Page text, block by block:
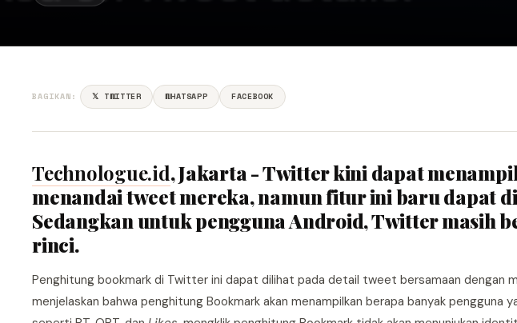
BAGIKAN: 𝕏 TWITTER WHATSAPP FACEBOOK
Technologue.id, Jakarta - Twitter kini dapat
menandai tweet mereka, namun fitur ini baru dapat
Sedangkan untuk pengguna Android, Twitter masih
rinci.
Penghitung bookmark di Twitter ini dapat dilihat pada detail tweet bersamaan dengan
menjelaskan bahwa penghitung Bookmark akan menampilkan berapa banyak